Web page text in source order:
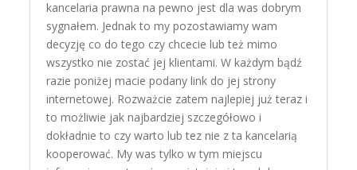
kancelaria prawna na pewno jest dla was dobrym
sygnałem. Jednak to my pozostawiamy wam
decyzję co do tego czy chcecie lub też mimo
wszystko nie zostać jej klientami. W każdym bądź
razie poniżej macie podany link do jej strony
internetowej. Rozważcie zatem najlepiej już teraz i
to możliwie jak najbardziej szczegółowo i
dokładnie to czy warto lub tez nie z ta kancelarią
kooperować. My was tylko w tym miejscu